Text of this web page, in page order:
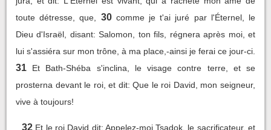
toute détresse, que,
30 comme je t'ai juré par l'Éternel, le
Dieu d'Israël, disant: Salomon, ton fils, régnera après moi, et
lui s'assiéra sur mon trône, à ma place,-ainsi je ferai ce jour-ci.
31
Et Bath-Shéba s'inclina, le visage contre terre, et se
prosterna devant le roi, et dit: Que le roi David, mon seigneur,
vive à toujours!
32 Et le roi David dit: Appelez-moi Tsadok, le sacrificateur, et